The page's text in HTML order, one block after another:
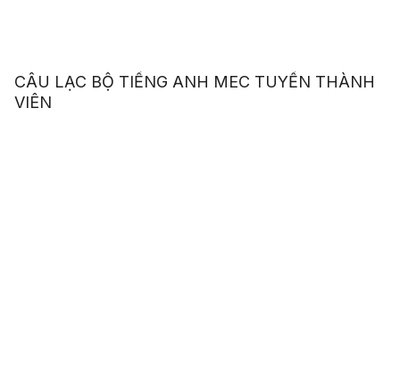
CÂU LẠC BỘ TIẾNG ANH MEC TUYỂN THÀNH
VIÊN